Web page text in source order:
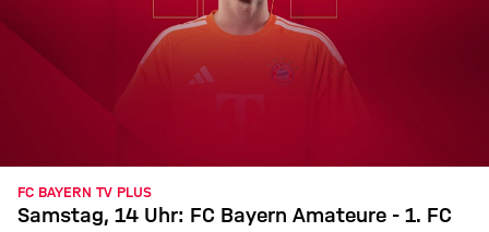
FC BAYERN TV PLUS
Samstag, 14 Uhr: FC Bayern Amateure - 1. FC